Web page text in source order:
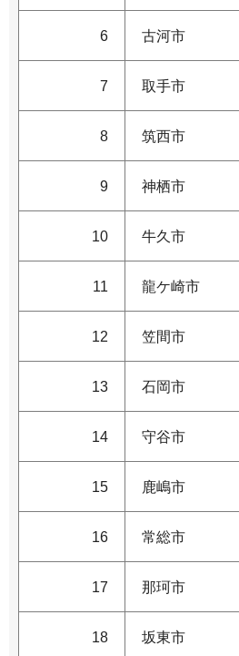
6 古河市
7 取手市
8 筑西市
9 神栖市
10 牛久市
11 龍ケ崎市
12 笠間市
13 石岡市
14 守谷市
15 鹿嶋市
16 常総市
17 那珂市
18 坂東市